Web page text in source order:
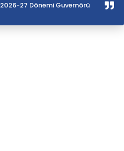
2026-27 Dönemi Guvernörü